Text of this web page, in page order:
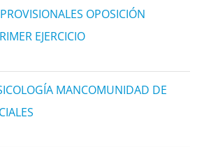
OPOSICIÓN
EJERCICIO
MANCOMUNIDAD DE